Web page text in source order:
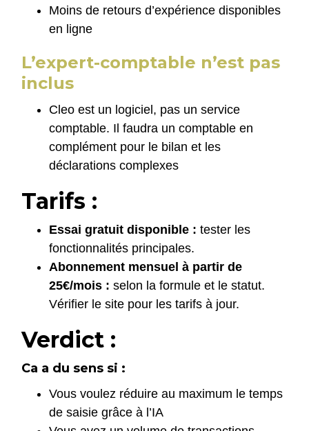
Moins de retours d’expérience disponibles
en ligne
L’expert-comptable n’est pas
inclus
Cleo est un logiciel, pas un service
comptable. Il faudra un comptable en
complément pour le bilan et les
déclarations complexes
Tarifs :
Essai gratuit disponible : tester les
fonctionnalités principales.
Abonnement mensuel à partir de
25€/mois : selon la formule et le statut.
Vérifier le site pour les tarifs à jour.
Verdict :
Ca a du sens si :
Vous voulez réduire au maximum le temps
de saisie grâce à l’IA